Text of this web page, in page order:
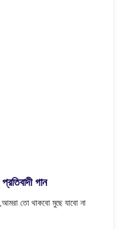
গান
তো থাকবো মুছে যাবো না